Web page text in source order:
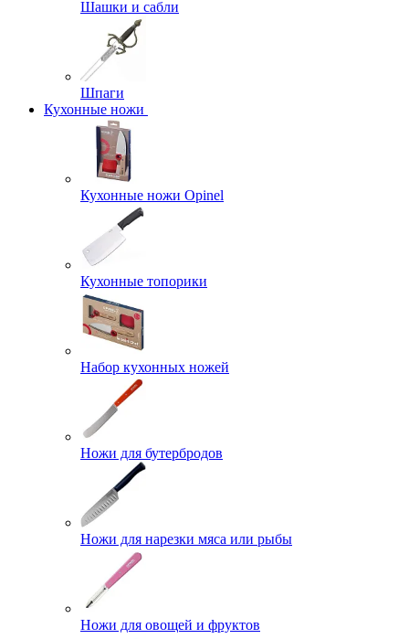
Шашки и сабли
Шпаги
Кухонные ножи
Кухонные ножи Opinel
Кухонные топорики
Набор кухонных ножей
Ножи для бутербродов
Ножи для нарезки мяса или рыбы
Ножи для овощей и фруктов